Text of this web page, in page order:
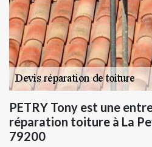
PETRY Tony est une
réparation toiture à La
79200